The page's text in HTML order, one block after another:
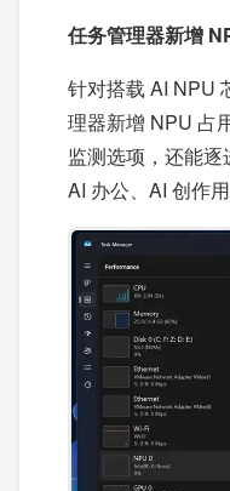
任务管理器新增
针对搭载 AI NPU
理器新增 NPU 占
监测选项，还能
AI 办公、AI 创作